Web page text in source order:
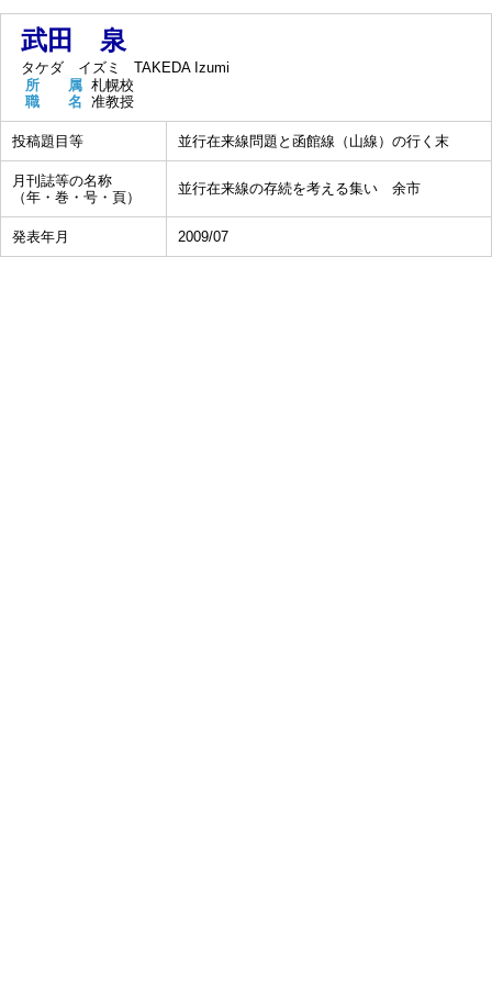
武田 泉
タケダ イズミ
TAKEDA Izumi
所 属 札幌校
職 名 准教授
投稿題目等 並行在来線問題と函館線（山線）の行く末
月刊誌等の名称
（年・巻・号・頁）
並行在来線の存続を考える集い 余市
発表年月 2009/07